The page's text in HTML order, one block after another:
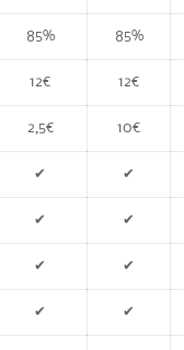
85% 85%
12€ 12€
2,5€ 10€
✔ ✔
✔ ✔
✔ ✔
✔ ✔
Contáctanos